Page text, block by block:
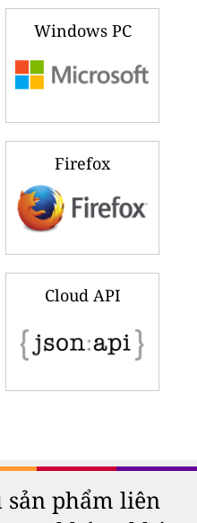
Windows PC
Firefox
Cloud API
phẩm liên